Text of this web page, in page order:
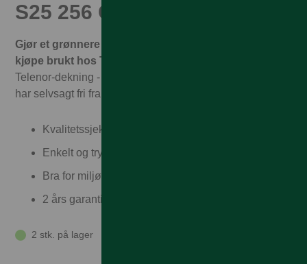
S25 256 GB Lyseblå (B)
Gjør et grønnere valg og spar penger. Det er trygt å
kjøpe brukt hos Talkmore!
Telenor-dekning - til Talkmorepriser, ingen binding, og vi
har selvsagt fri frakt og rask levering
Kvalitetssjekket
Enkelt og trygt
Bra for miljøet
2 års garanti og 30 dagers angrerett
2 stk. på lager